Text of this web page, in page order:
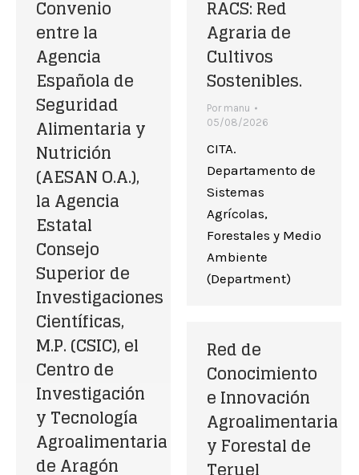
Convenio
entre la
Agencia
Española de
Seguridad
Alimentaria y
Nutrición
(AESAN O.A.),
la Agencia
Estatal
Consejo
Superior de
Investigaciones
Científicas,
M.P. (CSIC), el
Centro de
Investigación
y Tecnología
Agroalimentaria
de Aragón
RACS: Red
Agraria de
Cultivos
Sostenibles.
Por manu
05/08/2026
CITA.
Departamento de
Sistemas
Agrícolas,
Forestales y Medio
Ambiente
(Department)
Red de
Conocimiento
e Innovación
Agroalimentaria
y Forestal de